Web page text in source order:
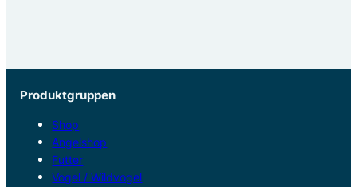
Produktgruppen
Shop
Angelshop
Futter
Vogel / Wildvogel